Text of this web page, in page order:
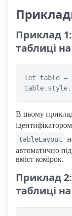
Приклад
таблиці на
let table =
В цьому
ідентифікатором
tableLayout
автоматично
вміст комірок.
Приклад
таблиці на